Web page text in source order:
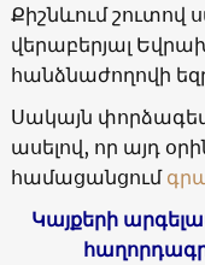
Քիշնևում շուտով
վերաբերյալ
հանձնաժողովի
Սակայն
ասելով, որ այդ
համացանցում
Կայքերի